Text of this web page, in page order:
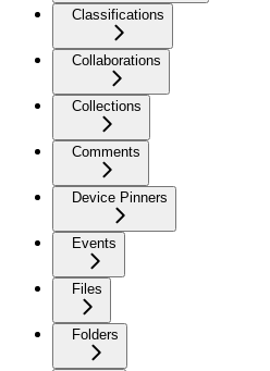
Classifications
Collaborations
Collections
Comments
Device Pinners
Events
Files
Folders